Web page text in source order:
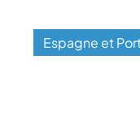
Espagne et